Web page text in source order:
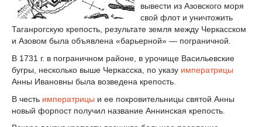
вывести из Азовского моря
свой флот и уничтожить
Таганрогскую крепость, результате земля между Черкасском
и Азовом была объявлена «барьерной» — пограничной.
В 1731 г. в пограничном районе, в урочище Васильевские
бугры, несколько выше Черкасска, по указу императрицы
Анны Ивановны была возведена крепость.
В честь императрицы и ее покровительницы святой Анны
новый форпост получил название Аннинская крепость.